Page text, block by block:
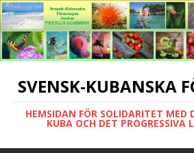
SVENSK-KUBANSKA
HEMSIDAN FÖR SOLIDARITET MED
KUBA OCH DET PROGRESSIVA